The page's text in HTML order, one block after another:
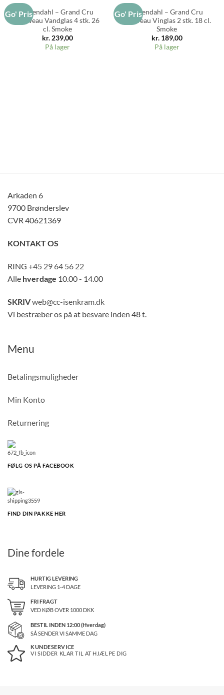
Go' PrisRosendahl – Grand Cru
Nouveau Vandglas 4 stk. 26
cl. Smoke
kr.239,00
På lager
Go' PrisRosendahl – Grand Cru
Nouveau Vinglas 2 stk. 18 cl.
Smoke
kr.189,00
På lager
Arkaden 6
9700 Brønderslev
CVR 40621369
KONTAKT OS
RING +45 29 64 56 22
Alle hverdage 10.00 - 14.00
SKRIVweb@cc-isenkram.dk
Vi bestræber os på at besvare inden 48 t.
Menu
Betalingsmuligheder
Min Konto
Returnering
FØLG OS PÅ FACEBOOK
FIND DIN PAKKE HER
Dine fordele
HURTIG LEVERING
LEVERING 1-4 DAGE
FRI FRAGT
VED KØB OVER 1000DKK
BESTIL INDEN 12:00 (Hverdag)
SÅ SENDER VI SAMME DAG
KUNDESERVICE
VI SIDDER KLAR TIL AT HJÆLPE DIG